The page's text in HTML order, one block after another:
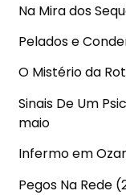
Na Mira dos
Pelados e
O Mistério da
Sinais De Um
maio
Infermo em
Pegos Na Rede